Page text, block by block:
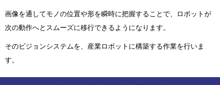
画像を通してモノの位置や形を瞬時に把握することで、ロボットが
次の動作へとスムーズに移行できるようになります。
そのビジョンシステムを、産業ロボットに構築する作業を行いま
す。